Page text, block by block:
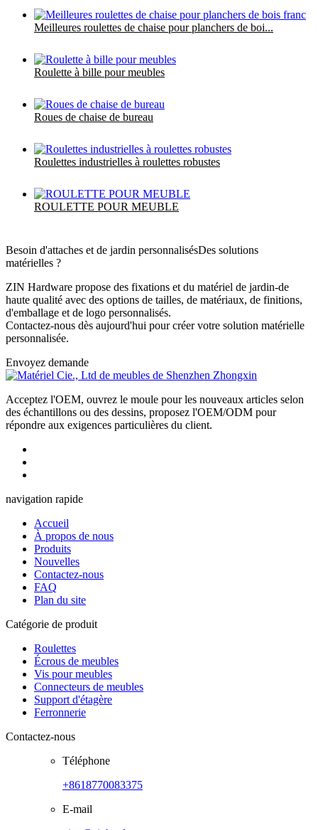
Meilleures roulettes de chaise pour planchers de boi...
Roulette à bille pour meubles
Roues de chaise de bureau
Roulettes industrielles à roulettes robustes
ROULETTE POUR MEUBLE
Besoin d'attaches et de jardin personnalisésDes solutions
matérielles ?
ZIN Hardware propose des fixations et du matériel de jardin-de
haute qualité avec des options de tailles, de matériaux, de finitions,
d'emballage et de logo personnalisés.
Contactez-nous dès aujourd'hui pour créer votre solution matérielle
personnalisée.
Envoyez demande
Acceptez l'OEM, ouvrez le moule pour les nouveaux articles selon
des échantillons ou des dessins, proposez l'OEM/ODM pour
répondre aux exigences particulières du client.
navigation rapide
Accueil
À propos de nous
Produits
Nouvelles
Contactez-nous
FAQ
Plan du site
Catégorie de produit
Roulettes
Écrous de meubles
Vis pour meubles
Connecteurs de meubles
Support d'étagère
Ferronnerie
Contactez-nous
Téléphone
+8618770083375
E-mail